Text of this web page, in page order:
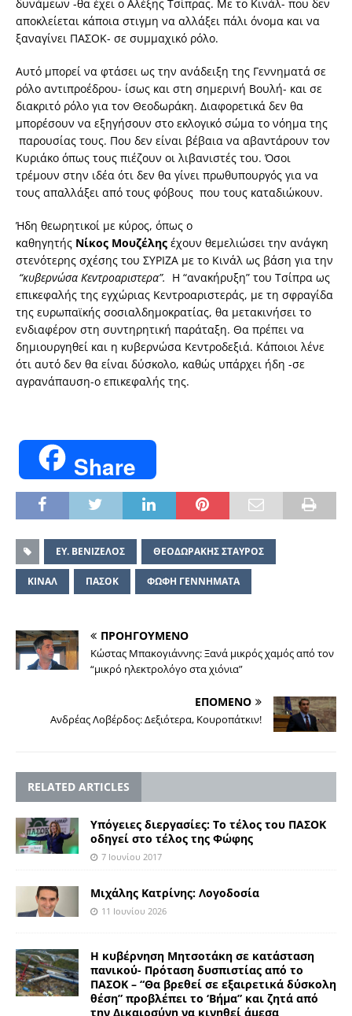
δυνάμεων -θα έχει ο Αλέξης Τσίπρας. Με το Κινάλ- που δεν
αποκλείεται κάποια στιγμη να αλλάξει πάλι όνομα και να
ξαναγίνει ΠΑΣΟΚ- σε συμμαχικό ρόλο.
Αυτό μπορεί να φτάσει ως την ανάδειξη της Γεννηματά σε
ρόλο αντιπροέδρου- ίσως και στη σημερινή Βουλή- και σε
διακριτό ρόλο για τον Θεοδωράκη. Διαφορετικά δεν θα
μπορέσουν να εξηγήσουν στο εκλογικό σώμα το νόημα της
παρουσίας τους. Που δεν είναι βέβαια να αβαντάρουν τον
Κυριάκο όπως τους πιέζουν οι λιβανιστές του. Όσοι
τρέμουν στην ιδέα ότι δεν θα γίνει πρωθυπουργός για να
τους απαλλάξει από τους φόβους που τους καταδιώκουν.
Ήδη θεωρητικοί με κύρος, όπως ο
καθηγητής Νίκος Μουζέλης έχουν θεμελιώσει την ανάγκη
στενότερης σχέσης του ΣΥΡΙΖΑ με το Κινάλ ως βάση για την
“κυβερνώσα Κεντροαριστερα”. Η “ανακήρυξη” του Τσίπρα ως
επικεφαλής της εγχώριας Κεντροαριστεράς, με τη σφραγίδα
της ευρωπαϊκής σοσιαλδημοκρατίας, θα μετακινήσει το
ενδιαφέρον στη συντηρητική παράταξη. Θα πρέπει να
δημιουργηθεί και η κυβερνώσα Κεντροδεξιά. Κάποιοι λένε
ότι αυτό δεν θα είναι δύσκολο, καθώς υπάρχει ήδη -σε
αγρανάπαυση-ο επικεφαλής της.
Share
ΕΥ. ΒΕΝΙΖΕΛΟΣ ΘΕΟΔΩΡΑΚΗΣ ΣΤΑΥΡΟΣ
ΚΙΝΑΛ ΠΑΣΟΚ ΦΩΦΗ ΓΕΝΝΗΜΑΤΑ
ΠΡΟΗΓΟΥΜΕΝΟ
Κώστας Μπακογιάννης: Ξανά μικρός χαμός από τον
“μικρό ηλεκτρολόγο στα χιόνια”
ΕΠΟΜΕΝΟ
Ανδρέας Λοβέρδος: Δεξιότερα, Κουροπάτκιν!
RELATED ARTICLES
Υπόγειες διεργασίες: Το τέλος του ΠΑΣΟΚ
οδηγεί στο τέλος της Φώφης
7 Ιουνίου 2017
Μιχάλης Κατρίνης: Λογοδοσία
11 Ιουνίου 2026
Η κυβέρνηση Μητσοτάκη σε κατάσταση
πανικού- Πρόταση δυσπιστίας από το
ΠΑΣΟΚ – “Θα βρεθεί σε εξαιρετικά δύσκολη
θέση” προβλέπει το ‘Βήμα” και ζητά από
την Δικαιοσύνη να κινηθεί άμεσα